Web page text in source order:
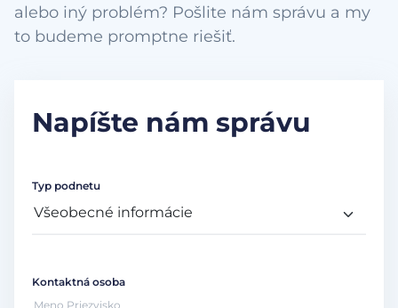
alebo iný problém? Pošlite nám správu a my
to budeme promptne riešiť.
Napíšte nám správu
Typ podnetu
Kontaktná osoba